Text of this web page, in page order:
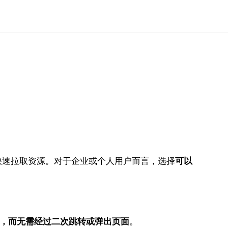
拉取资源。对于企业或个人用户而言，选择可以
而无需经过二次跳转或弹出页面。